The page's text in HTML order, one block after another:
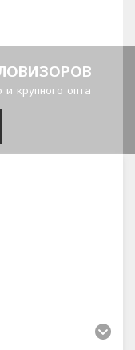
крупного опта